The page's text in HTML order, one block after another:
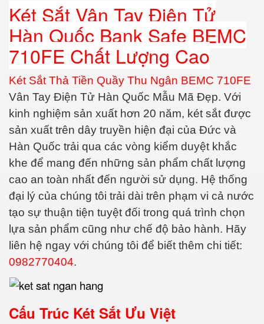
Két Sắt Vân Tay Điện Tử
Hàn Quốc Bank Safe BEMC
710FE Chất Lượng Cao
Két Sắt Thả Tiền Quầy Thu Ngân BEMC 710FE
Vân Tay Điện Tử Hàn Quốc Mẫu Mã Đẹp. Với
kinh nghiệm sản xuất hơn 20 năm, két sắt được
sản xuất trên dây truyền hiện đại của Đức và
Hàn Quốc trải qua các vòng kiểm duyệt khắc
khe để mang đến những sản phẩm chất lượng
cao an toàn nhất đến người sử dụng. Hệ thống
đại lý của chúng tôi trải dài trên phạm vi cả nước
tạo sự thuận tiện tuyệt đối trong quá trình chọn
lựa sản phẩm cũng như chế độ bảo hành. Hãy
liên hệ ngay với chúng tôi để biết thêm chi tiết:
0982770404.
Cấu Trúc Két Sắt Ưu Việt